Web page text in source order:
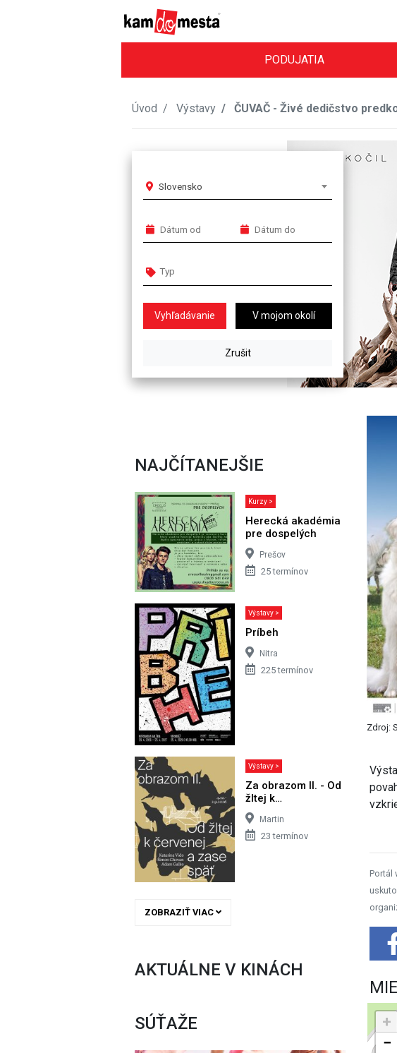
PODUJATIA
Úvod Výstavy ČUVAČ - Živé dedičstvo
Slovensko
V mojom okolí
NAJČÍTANEJŠIE
Kurzy >
Herecká akadémia
pre dospelých
Prešov
25 termínov
Výstavy >
Príbeh
Nitra
225 termínov
Výstavy >
Za obrazom II. - Od
žltej k…
Martin
23 termínov
ZOBRAZIŤ VIAC
AKTUÁLNE V KINÁCH
SÚŤAŽE
Zdroj:
Portál
+
−